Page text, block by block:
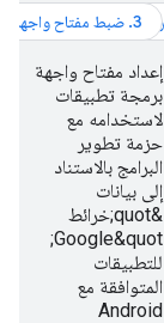
إعداد مفتاح واجهة
برمجة تطبيقات
لاستخدامه مع
حزمة تطوير
البرامج بالاستناد
إلى بيانات
&quot;خرائط
Google&quot;
للتطبيقات
المتوافقة مع
Android